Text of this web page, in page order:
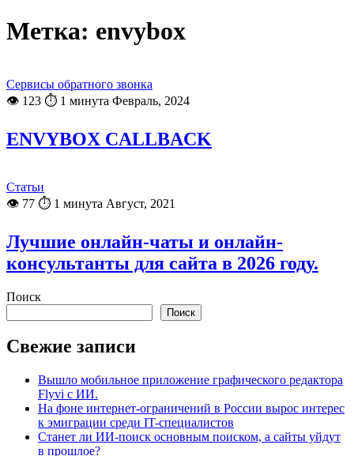
Метка: envybox
Сервисы обратного звонка
👁 123 ⏱ 1 минута Февраль, 2024
ENVYBOX CALLBACK
Статьи
👁 77 ⏱ 1 минута Август, 2021
Лучшие онлайн-чаты и онлайн-
консультанты для сайта в 2026 году.
Поиск
Поиск
Свежие записи
Вышло мобильное приложение графического редактора
Flyvi с ИИ.
На фоне интернет-ограничений в России вырос интерес
к эмиграции среди IT-специалистов
Станет ли ИИ-поиск основным поиском, а сайты уйдут
в прошлое?